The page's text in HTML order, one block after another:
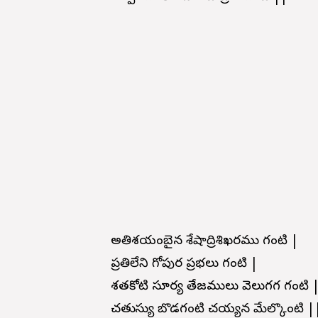
అతిశయంబైన శేషాద్రిశిఖరము గంటి |
ప్రతిలేని గోపుర ప్రభలు గంటి |
శతకోటి సూర్య తేజములు వెలుగగ గంటి
చతురాస్యు బొడగంటి చయ్యన మేల్కొంటి